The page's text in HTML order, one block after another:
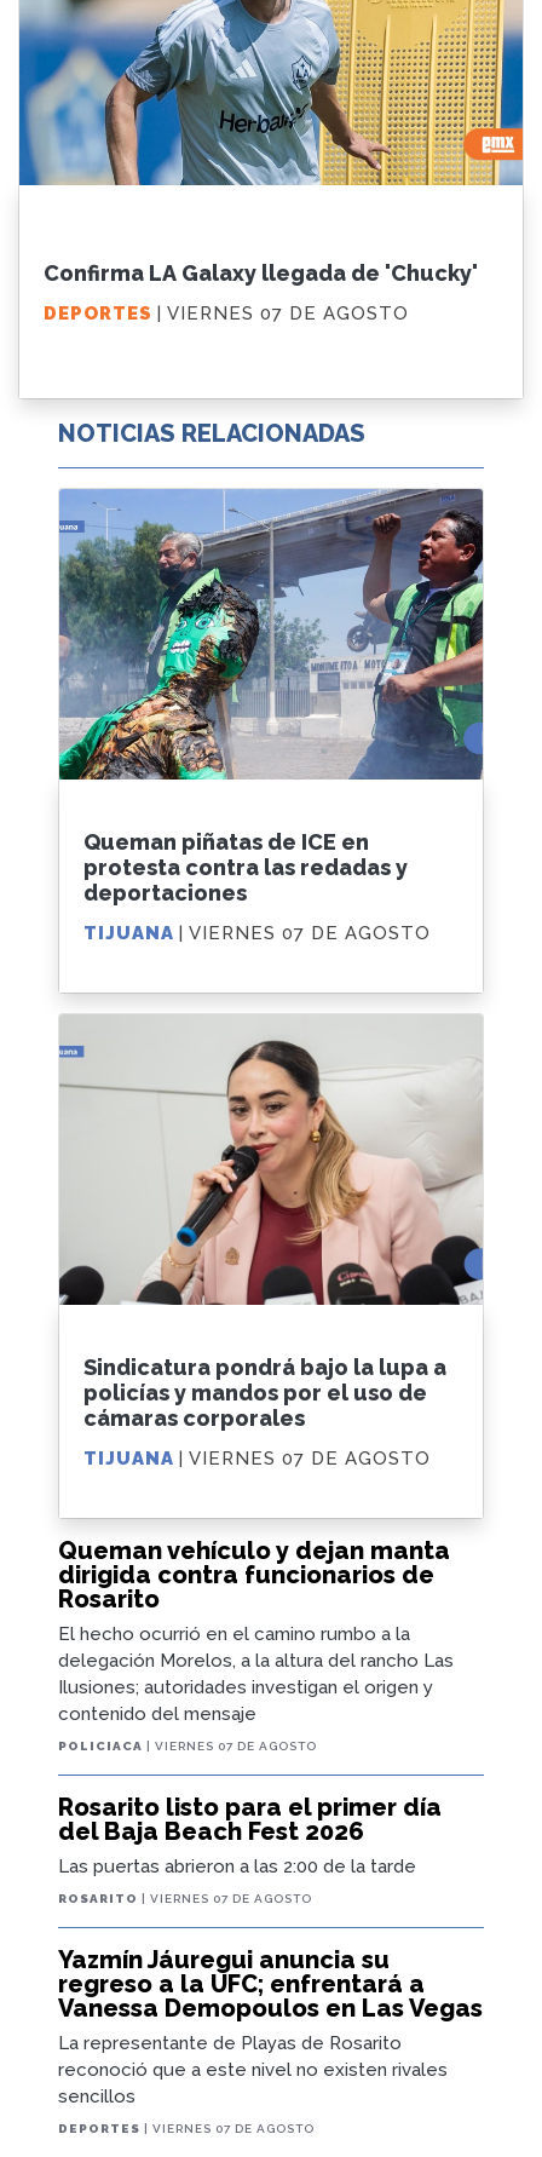
Confirma LA Galaxy llegada de 'Chucky'
DEPORTES | VIERNES 07 DE AGOSTO
NOTICIAS RELACIONADAS
Queman vehículo y dejan manta
dirigida contra funcionarios de
Rosarito
El hecho ocurrió en el camino rumbo a la
delegación Morelos, a la altura del rancho Las
Ilusiones; autoridades investigan el origen y
contenido del mensaje
POLICIACA | VIERNES 07 DE AGOSTO
Rosarito listo para el primer día
del Baja Beach Fest 2026
Las puertas abrieron a las 2:00 de la tarde
ROSARITO | VIERNES 07 DE AGOSTO
Yazmín Jáuregui anuncia su
regreso a la UFC; enfrentará a
Vanessa Demopoulos en Las Vegas
La representante de Playas de Rosarito
reconoció que a este nivel no existen rivales
sencillos
DEPORTES | VIERNES 07 DE AGOSTO
Queman piñatas de ICE en
protesta contra las redadas y
deportaciones
TIJUANA | VIERNES 07 DE AGOSTO
Sindicatura pondrá bajo la lupa a
policías y mandos por el uso de
cámaras corporales
TIJUANA | VIERNES 07 DE AGOSTO